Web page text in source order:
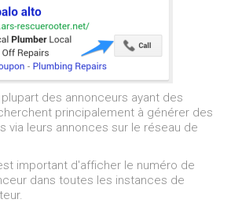
des annonceurs ayant des
principalement à générer des
via leurs annonces sur le réseau de
important d'afficher le numéro de
dans toutes les instances de